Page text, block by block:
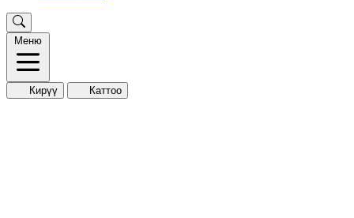
Меню
Кирүү Каттоо